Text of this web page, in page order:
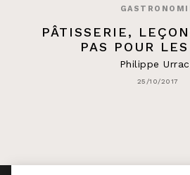
PÂTISSERIE,
PAS POUR
Philippe
25/10/2017